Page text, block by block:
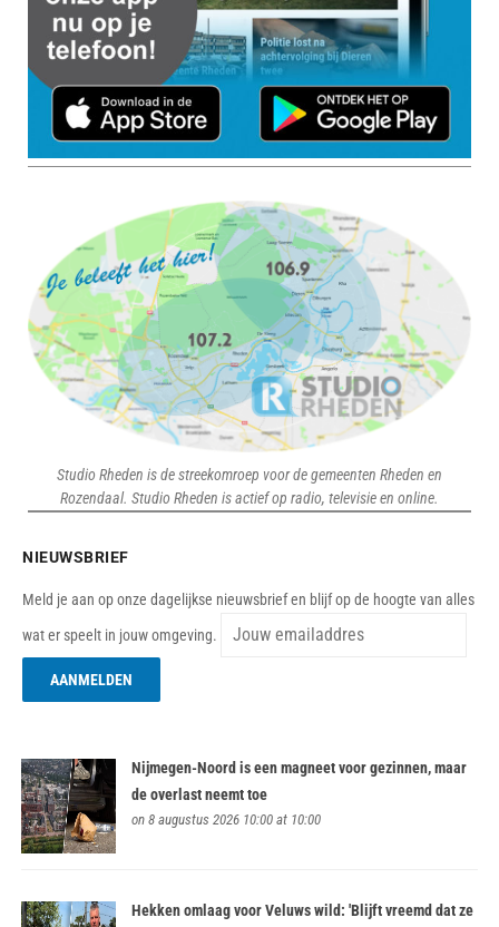
Studio Rheden is de streekomroep voor de gemeenten Rheden en
Rozendaal. Studio Rheden is actief op radio, televisie en online.
NIEUWSBRIEF
Meld je aan op onze dagelijkse nieuwsbrief en blijf op de hoogte van alles
wat er speelt in jouw omgeving.
Nijmegen-Noord is een magneet voor gezinnen, maar
de overlast neemt toe
on 8 augustus 2026 10:00 at 10:00
Hekken omlaag voor Veluws wild: 'Blijft vreemd dat ze